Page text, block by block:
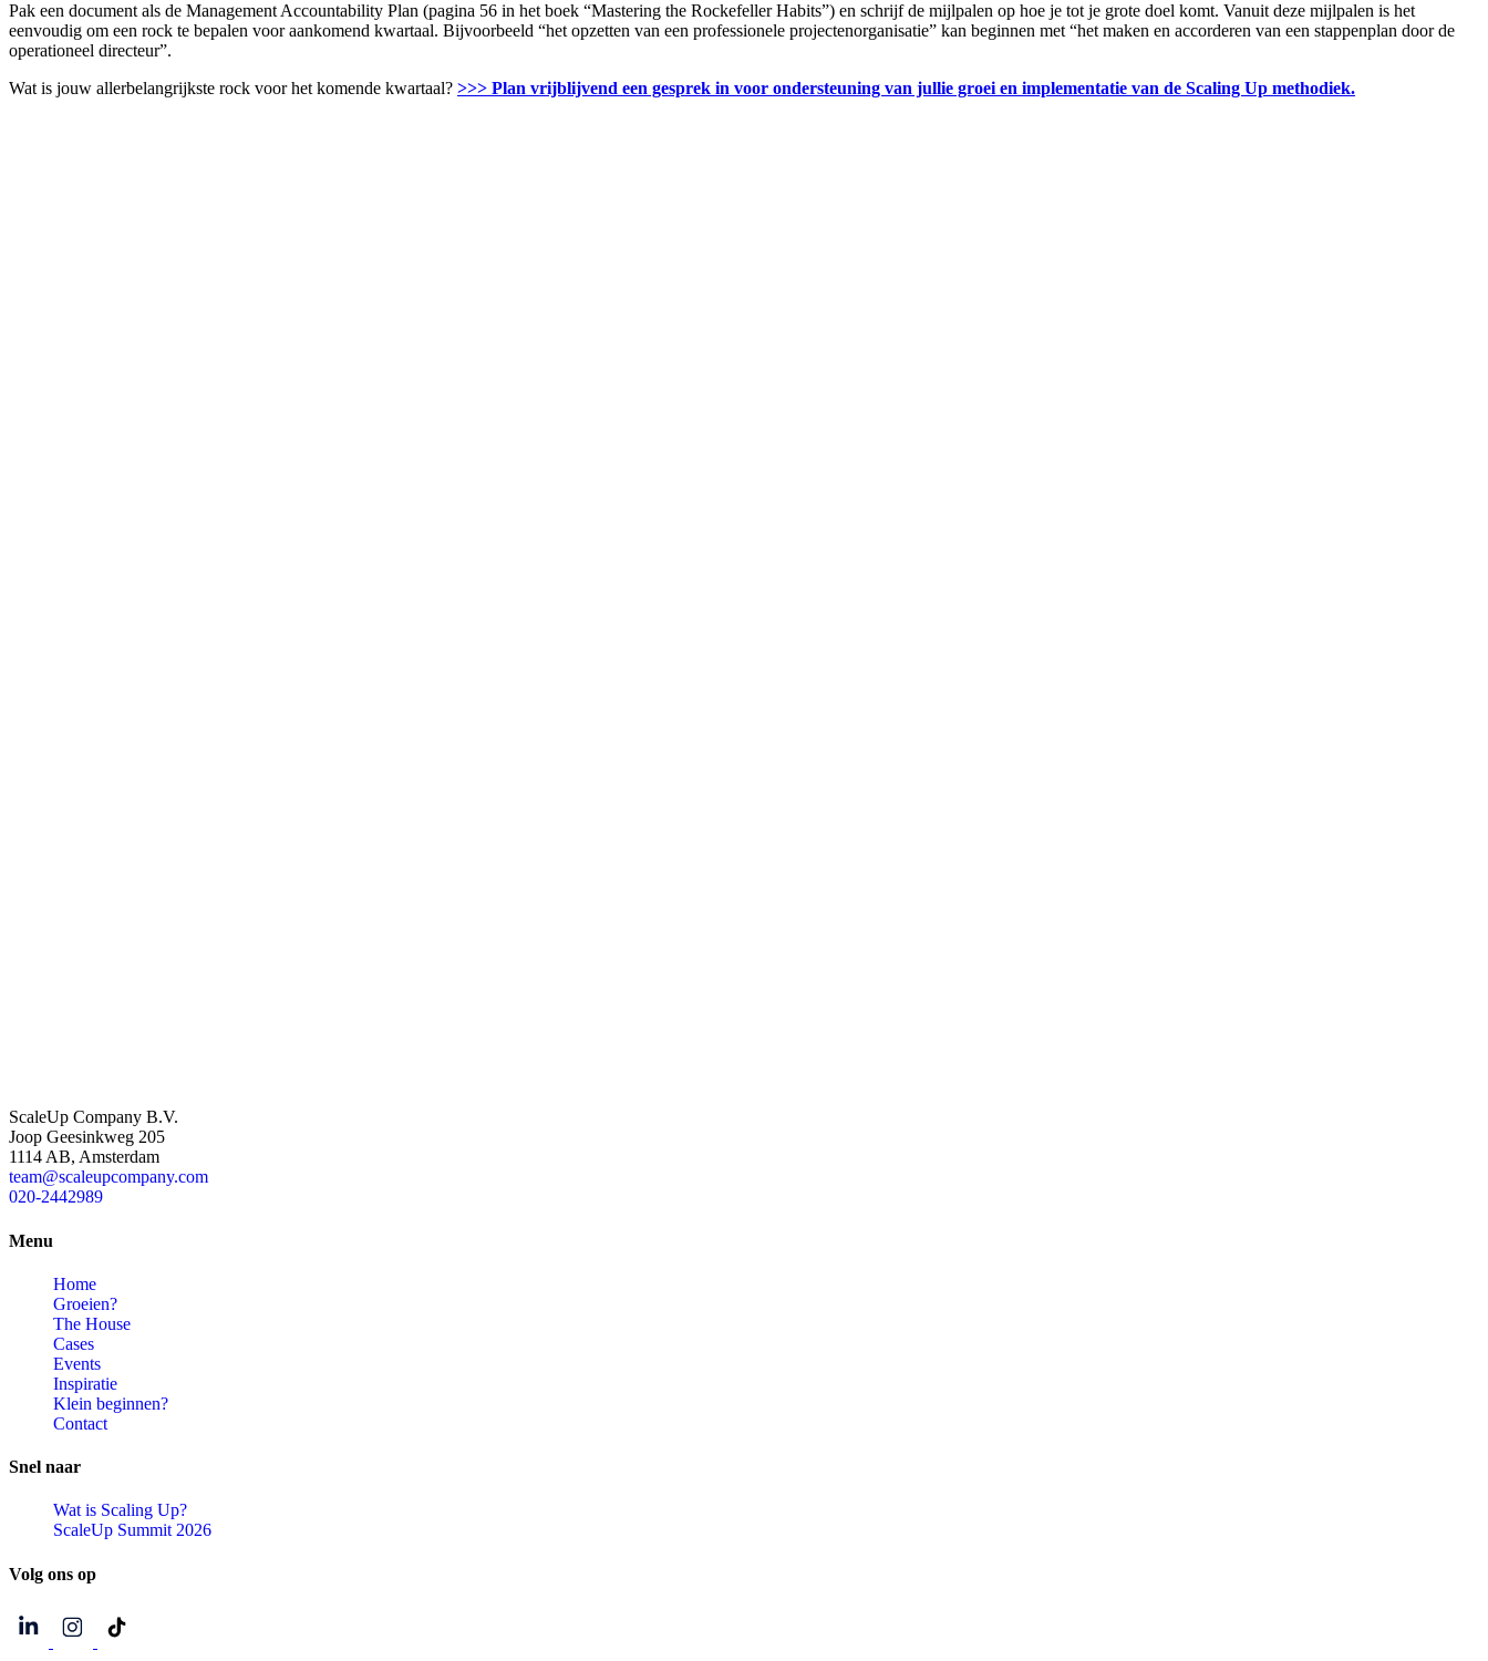
Pak een document als de Management Accountability Plan (pagina 56 in het boek “Mastering the Rockefeller Habits”) en schrijf de mijlpalen op hoe je tot je grote doel komt. Vanuit deze mijlpalen is het
eenvoudig om een rock te bepalen voor aankomend kwartaal. Bijvoorbeeld “het opzetten van een professionele projectenorganisatie” kan beginnen met “het maken en accorderen van een stappenplan door de
operationeel directeur”.
Wat is jouw allerbelangrijkste rock voor het komende kwartaal? >>> Plan vrijblijvend een gesprek in voor ondersteuning van jullie groei en implementatie van de Scaling Up methodiek.
ScaleUp Company B.V.
Joop Geesinkweg 205
1114 AB, Amsterdam
team@scaleupcompany.com
020-2442989
Menu
Home
Groeien?
The House
Cases
Events
Inspiratie
Klein beginnen?
Contact
Snel naar
Wat is Scaling Up?
ScaleUp Summit 2026
Volg ons op